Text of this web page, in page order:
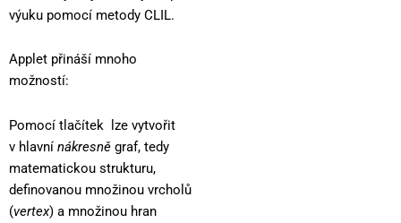
výuku pomocí metody CLIL.
Applet přináší mnoho
možností:
Pomocí tlačítek
lze vytvořit
v hlavní nákresně graf, tedy
matematickou strukturu,
definovanou množinou vrcholů
(vertex) a množinou hran